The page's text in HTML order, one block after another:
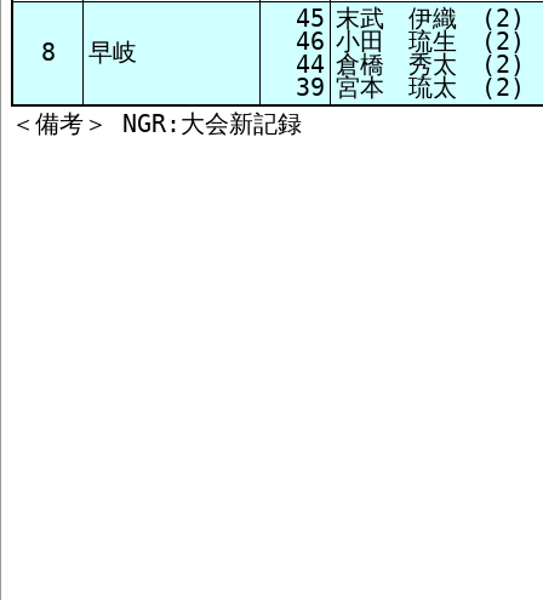
8 早岐
45
46
44
39
末武 伊織 (2)
小田 琉生 (2)
倉橋 秀太 (2)
宮本 琉太 (2)